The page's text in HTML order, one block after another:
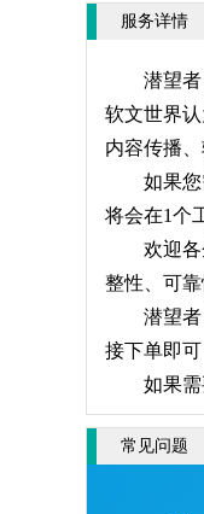
服务详情
潜望
软文世界
内容传播
如果
将会在1个
欢迎
整性、可
潜望
接下单即可
如果
常见问题